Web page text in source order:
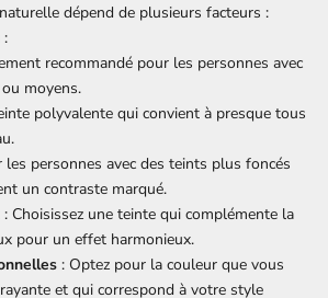
dépend de plusieurs facteurs :
:
recommandé pour les personnes avec
moyens.
polyvalente qui convient à presque tous
personnes avec des teints plus foncés
un contraste marqué.
: Choisissez une teinte qui complémente la
pour un effet harmonieux.
: Optez pour la couleur que vous
et qui correspond à votre style